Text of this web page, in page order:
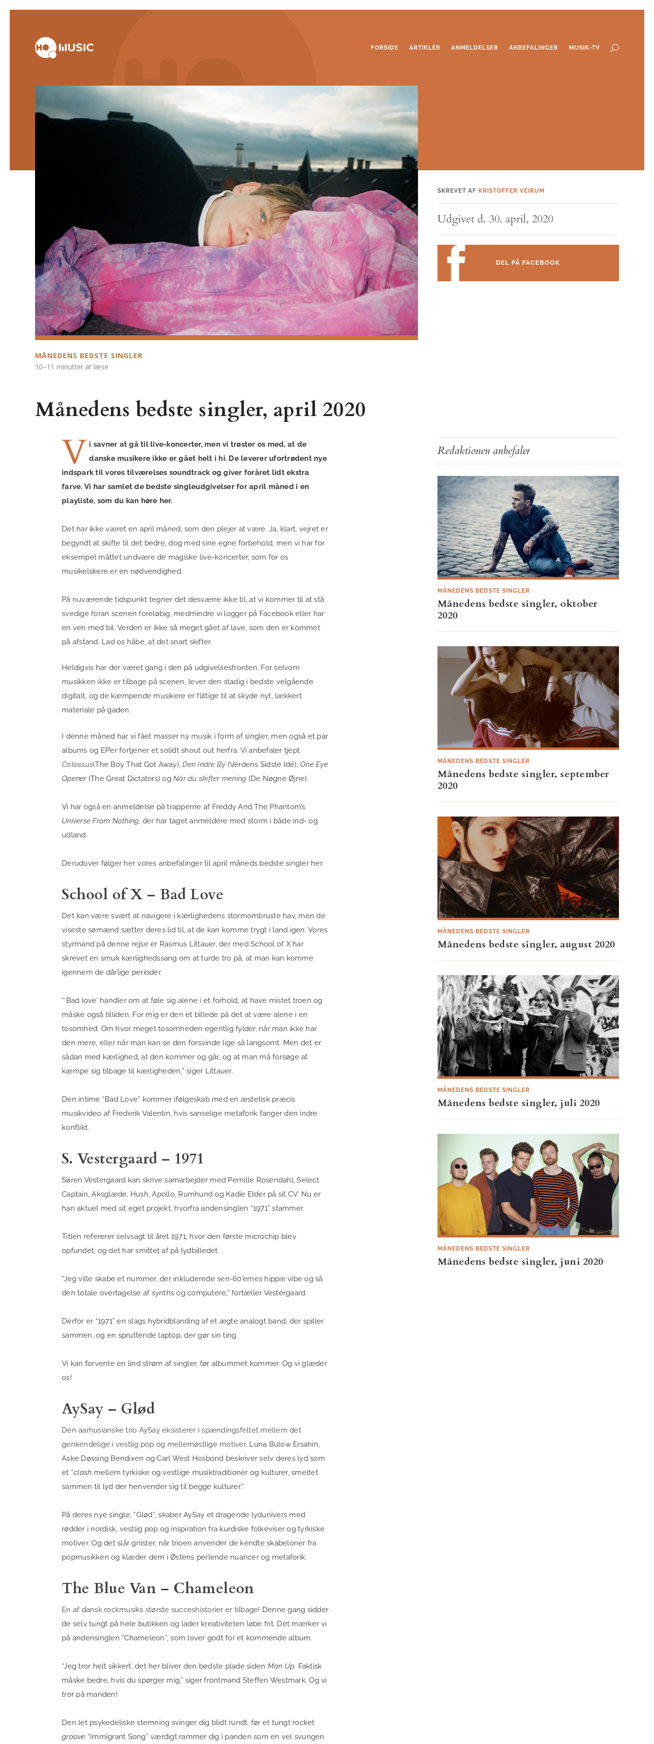
FORSIDE ARTIKLER ANMELDELSER ANBEFALINGER MUSIK-TV
MÅNEDENS BEDSTE SINGLER
10–11 minutter at læse
Månedens bedste singler, april 2020
SKREVET AF KRISTOFFER VEIRUM
Udgivet d. 30. april, 2020
DEL PÅ FACEBOOK
V i savner at gå til live-koncerter, men vi trøster os med, at de
danske musikere ikke er gået helt i hi. De leverer ufortrødent nye
indspark til vores tilværelses soundtrack og giver foråret lidt ekstra
farve. Vi har samlet de bedste singleudgivelser for april måned i en
playliste, som du kan høre her.
Det har ikke været en april måned, som den plejer at være. Ja, klart, vejret er
begyndt at skifte til det bedre, dog med sine egne forbehold, men vi har for
eksempel måttet undvære de magiske live-koncerter, som for os
musikelskere er en nødvendighed.
På nuværende tidspunkt tegner det desværre ikke til, at vi kommer til at stå
svedige foran scenen foreløbig, medmindre vi logger på Facebook eller har
en ven med bil. Verden er ikke så meget gået af lave, som den er kommet
på afstand. Lad os håbe, at det snart skifter.
Heldigvis har der været gang i den på udgivelsesfronten. For selvom
musikken ikke er tilbage på scenen, lever den stadig i bedste velgående
digitalt, og de kæmpende musikere er flittige til at skyde nyt, lækkert
materiale på gaden.
I denne måned har vi fået masser ny musik i form af singler, men også et par
albums og EP’er fortjener et solidt shout out herfra. Vi anbefaler tjept
Colossus(The Boy That Got Away), Den Indre By(Verdens Sidste Idé),One Eye
Opener(The Great Dictators) og Når du skifter mening (De Nøgne Øjne).
Vi har også en anmeldelse på trapperne af Freddy And The Phantom’s
Universe From Nothing, der har taget anmeldere med storm i både ind- og
udland.
Derudover følger her vores anbefalinger til april måneds bedste singler her.
School of X – Bad Love
Det kan være svært at navigere i kærlighedens stormombruste hav, men de
viseste sømænd sætter deres lid til, at de kan komme trygt i land igen. Vores
styrmand på denne rejse er Rasmus Littauer, der med School of X har
skrevet en smuk kærlighedssang om at turde tro på, at man kan komme
igennem de dårlige perioder.
“‘Bad love’ handler om at føle sig alene i et forhold, at have mistet troen og
måske også tilliden. For mig er den et billede på det at være alene i en
tosomhed. Om hvor meget tosomheden egentlig fylder, når man ikke har
den mere, eller når man kan se den forsvinde lige så langsomt. Men det er
sådan med kærlighed, at den kommer og går, og at man må forsøge at
kæmpe sig tilbage til kærligheden,” siger Littauer.
Den intime “Bad Love” kommer ifølgeskab med en æstetisk præcis
musikvideo af Frederik Valentin, hvis sanselige metaforik fanger den indre
konflikt.
S. Vestergaard – 1971
Søren Vestergaard kan skrive samarbejder med Pernille Rosendahl, Select
Captain, Aksglæde, Hush, Apollo, Rumhund og Kadie Elder på sit CV. Nu er
han aktuel med sit eget projekt, hvorfra andensinglen “1971” stammer.
Titlen refererer selvsagt til året 1971, hvor den første microchip blev
opfundet, og det har smittet af på lydbilledet.
“Jeg ville skabe et nummer, der inkluderede sen-60’ernes hippie vibe og så
den totale overtagelse af synths og computere,” fortæller Vestergaard.
Derfor er “1971” en slags hybridblanding af et ægte analogt band, der spiller
sammen, og en spruttende laptop, der gør sin ting.
Vi kan forvente en lind strøm af singler, før albummet kommer. Og vi glæder
os!
AySay – Glød
Den aarhusianske trio AySay eksisterer i spændingsfeltet mellem det
genkendelige i vestlig pop og mellemøstlige motiver. Luna Bulow Ersahin,
Aske Døssing Bendixen og Carl West Hosbond beskriver selv deres lyd som
et “clash mellem tyrkiske og vestlige musiktraditioner og kulturer, smeltet
sammen til lyd der henvender sig til begge kulturer.”
På deres nye single, “Glød”, skaber AySay et dragende lydunivers med
rødder i nordisk, vestlig pop og inspiration fra kurdiske folkeviser og tyrkiske
motiver. Og det slår gnister, når trioen anvender de kendte skabeloner fra
popmusikken og klæder dem i Østens perlende nuancer og metaforik.
The Blue Van – Chameleon
En af dansk rockmusiks største succeshistorier er tilbage! Denne gang sidder
de selv tungt på hele butikken og lader kreativiteten løbe frit. Det mærker vi
på andensinglen “Chameleon”, som lover godt for et kommende album.
“Jeg tror helt sikkert, det her bliver den bedste plade siden Man Up. Faktisk
måske bedre, hvis du spørger mig,” siger frontmand Steffen Westmark. Og vi
tror på manden!
Den let psykedeliske stemning svinger dig blidt rundt, før et tungt rocket
groove “Immigrant Song” værdigt rammer dig i panden som en vel svungen
Redaktionen anbefaler
Månedens bedste singler, oktober
2020
MÅNEDENS BEDSTE SINGLER
Månedens bedste singler, september
2020
MÅNEDENS BEDSTE SINGLER
Månedens bedste singler, august 2020
MÅNEDENS BEDSTE SINGLER
Månedens bedste singler, juli 2020
MÅNEDENS BEDSTE SINGLER
Månedens bedste singler, juni 2020
MÅNEDENS BEDSTE SINGLER